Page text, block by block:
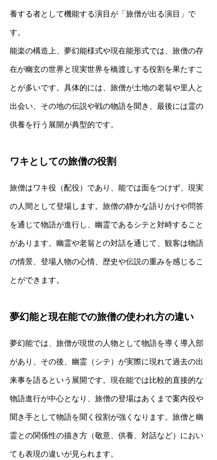
養する者として機能する演目が「旅僧が出る演目」で
す。
能楽の構造上、夢幻能様式や現在能形式では、旅僧の存
在が幽玄の世界と現実世界を橋渡しする役割を果たすこ
とが多いです。具体的には、旅僧が土地の老翁や里人と
出会い、その地の伝説や戦の物語を聞き、最後には霊の
供養を行う展開が典型的です。
ワキとしての旅僧の役割
旅僧はワキ役（配役）であり、能では面をつけず、現実
の人間として登場します。旅僧の静かな語りかけや問答
を通じて物語が進行し、幽霊であるシテと対峙すること
があります。幽霊や老翁との対話を通じて、観客は物語
の情景、登場人物の心情、歴史や伝説の重みを感じるこ
とができます。
夢幻能と現在能での旅僧の使われ方の違い
夢幻能では、旅僧が現世の人物として物語を導く導入部
があり、その後、幽霊（シテ）が実際に現れて過去の出
来事を語るという展開です。現在能では比較的直接的な
物語進行が中心となり、旅僧の登場はあくまで案内役や
聞き手として物語を聞く役割が強くなります。旅僧と幽
霊との関係性の描き方（敬意、供養、対話など）におい
ても表現の違いが見られます。